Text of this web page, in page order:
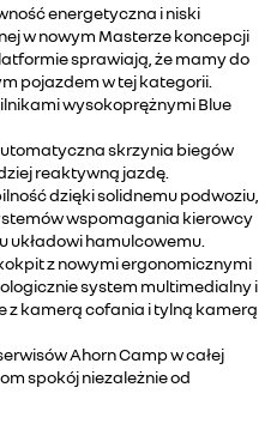
energetyczna i niski
w nowym Masterze koncepcji
sprawiają, że mamy do
pojazdem w tej kategorii.
wysokoprężnymi Blue
skrzynia biegów
reaktywną jazdę.
dzięki solidnemu podwoziu,
wspomagania kierowcy
układowi hamulcowemu.
z nowymi ergonomicznymi
system multimedialny i
z kamerą cofania i tylną kamerą
Ahorn Camp w całej
spokój niezależnie od